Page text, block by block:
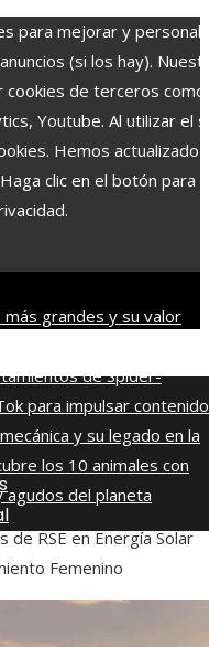
para mejorar y
(si los hay).
de terceros como
Youtube. Al utilizar el
Hemos actualizado
clic en el botón para
grandes y su valor
post-créditos de
de Spider-
para impulsar
y su legado en la
los 10 animales con
del planeta
de RSE en Energía Solar
Femenino